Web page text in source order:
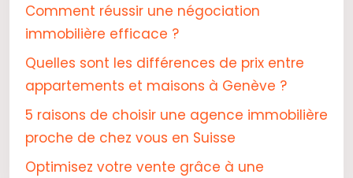
Comment réussir une négociation
immobilière efficace ?
Quelles sont les différences de prix entre
appartements et maisons à Genève ?
5 raisons de choisir une agence immobilière
proche de chez vous en Suisse
Optimisez votre vente grâce à une